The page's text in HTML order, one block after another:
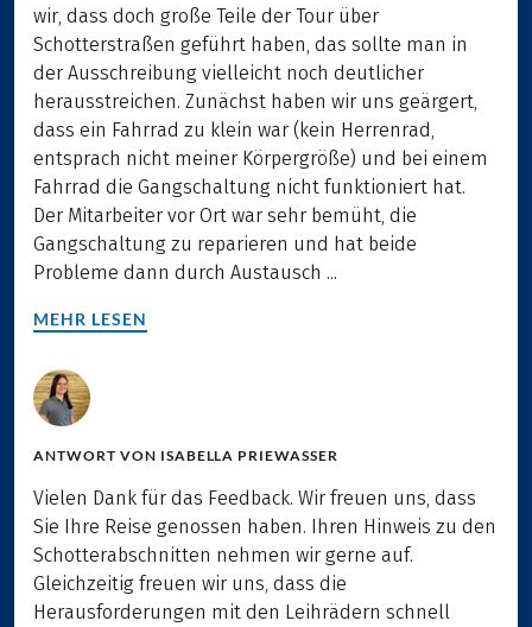
wir, dass doch große Teile der Tour über
Schotterstraßen geführt haben, das sollte man in
der Ausschreibung vielleicht noch deutlicher
herausstreichen. Zunächst haben wir uns geärgert,
dass ein Fahrrad zu klein war (kein Herrenrad,
entsprach nicht meiner Körpergröße) und bei einem
Fahrrad die Gangschaltung nicht funktioniert hat.
Der Mitarbeiter vor Ort war sehr bemüht, die
Gangschaltung zu reparieren und hat beide
Probleme dann durch Austausch ...
MEHR LESEN
ANTWORT VON ISABELLA PRIEWASSER
Vielen Dank für das Feedback. Wir freuen uns, dass
Sie Ihre Reise genossen haben. Ihren Hinweis zu den
Schotterabschnitten nehmen wir gerne auf.
Gleichzeitig freuen wir uns, dass die
Herausforderungen mit den Leihrädern schnell